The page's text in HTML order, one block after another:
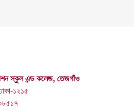
স্কুল এন্ড কলেজ, তেজগাঁও
১২১৫